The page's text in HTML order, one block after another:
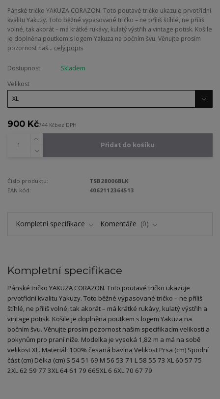
Pánské tričko YAKUZA CORAZON. Toto poutavé tričko ukazuje prvotřídní
kvalitu Yakuzy. Toto běžné vypasované tričko – ne příliš štíhlé, ne příliš
volné, tak akorát – má krátké rukávy, kulatý výstřih a vintage potisk. Košile
je doplněna poutkem s logem Yakuza na bočním švu. Věnujte prosím
pozornost naš... celý popis
Dostupnost
Skladem
Velikost
900 Kč744 Kčbez DPH
Přidat do košíku
Číslo produktu:
TSB28006BLK
EAN kód:
4062112364513
Kompletní specifikace Komentáře 0
Kompletní specifikace
Pánské tričko YAKUZA CORAZON. Toto poutavé tričko ukazuje
prvotřídní kvalitu Yakuzy. Toto běžné vypasované tričko – ne příliš
štíhlé, ne příliš volné, tak akorát – má krátké rukávy, kulatý výstřih a
vintage potisk. Košile je doplněna poutkem s logem Yakuza na
bočním švu. Věnujte prosím pozornost našim specifikacím velikosti a
pokynům pro praní níže. Modelka je vysoká 1,82 m a má na sobě
velikost XL. Materiál: 100% česaná bavlna Velikost Prsa (cm) Spodní
část (cm) Délka (cm) S 54 51 69 M 56 53 71 L 58 55 73 XL 60 57 75
2XL 62 59 77 3XL 64 61 79 665XL 6 6XL 70 67 79